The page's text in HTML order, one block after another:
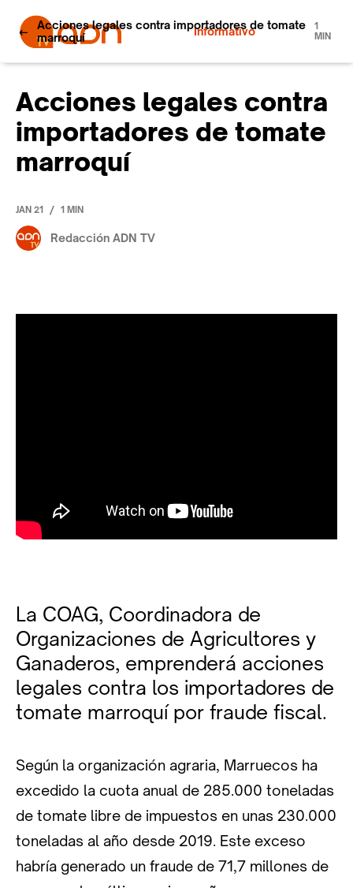
Informativo
Acciones legales contra importadores de tomate
marroquí
1
MIN
Acciones legales contra
importadores de tomate
marroquí
JAN 21 / 1 MIN
Redacción ADN TV
La COAG, Coordinadora de
Organizaciones de Agricultores y
Ganaderos, emprenderá acciones
legales contra los importadores de
tomate marroquí por fraude fiscal.
Según la organización agraria, Marruecos ha
excedido la cuota anual de 285.000 toneladas
de tomate libre de impuestos en unas 230.000
toneladas al año desde 2019. Este exceso
habría generado un fraude de 71,7 millones de